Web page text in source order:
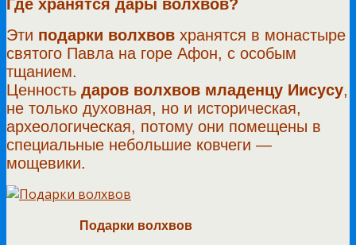
Где хранятся дары волхвов?
Эти подарки волхвов хранятся в монастыре
святого Павла на горе Афон, с особым
тщанием.
Ценность даров волхвов младенцу Иисусу,
не только духовная, но и историческая,
археологическая, потому они помещены в
специальные небольшие ковчеги —
мощевики.
Подарки волхвов